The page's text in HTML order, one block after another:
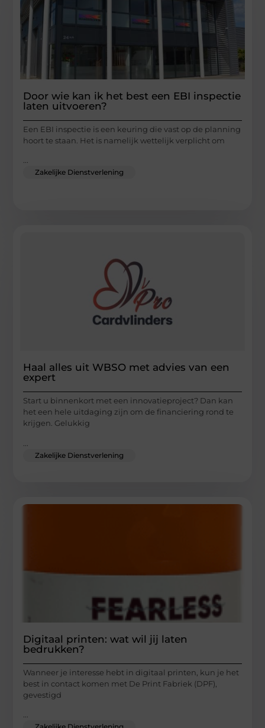
Door wie kan ik het best een EBI inspectie
laten uitvoeren?
Een EBI inspectie is een keuring die vast op de planning
hoort te staan. Het is namelijk wettelijk verplicht om
...
Zakelijke Dienstverlening
Haal alles uit WBSO met advies van een
expert
Start u binnenkort met een innovatieproject? Dan kan
het een hele uitdaging zijn om de financiering rond te
krijgen. Gelukkig
Zakelijke Dienstverlening
Digitaal printen: wat wil jij laten
bedrukken?
Wanneer je interesse hebt in digitaal printen, kun je het
best in contact komen met De Print Fabriek (DPF),
gevestigd
...